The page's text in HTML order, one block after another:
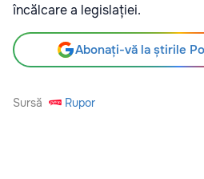
încălcare a legislației.
Abonați-vă la știrile
Sursă Rupor